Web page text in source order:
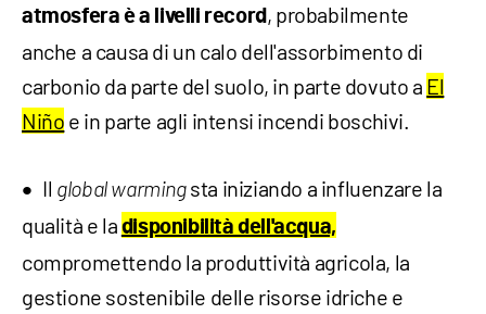
atmosfera è a livelli record, probabilmente
anche a causa di un calo dell'assorbimento di
carbonio da parte del suolo, in parte dovuto a El
Niño e in parte agli intensi incendi boschivi.
Il global warmingsta iniziando a influenzare la
qualità e la disponibilità dell'acqua,
compromettendo la produttività agricola, la
gestione sostenibile delle risorse idriche e